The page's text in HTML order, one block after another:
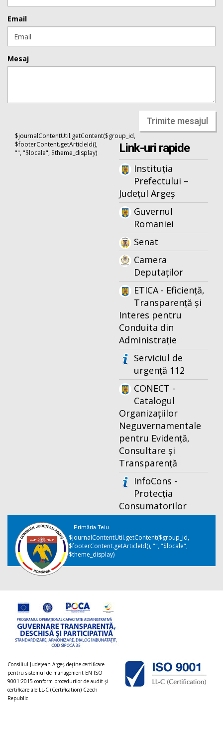
Email
Mesaj
Trimite mesajul
$journalContentUtil.getContent($group_id,
$footerContent.getArticleId(),
"", "$locale", $theme_display)
Link-uri rapide
Instituția
Prefectului –
Județul Argeș
Guvernul
Romaniei
Senat
Camera
Deputaților
ETICA - Eficiență,
Transparență și
Interes pentru
Conduita din
Administrație
Serviciul de
urgență 112
CONECT -
Catalogul
Organizațiilor
Neguvernamentale
pentru Evidență,
Consultare și
Transparență
InfoCons -
Protecția
Consumatorilor
Primăria Teiu
$journalContentUtil.getContent($group_id,
$footerContent.getArticleId(), "", "$locale",
$theme_display)
Consiliul Judeţean Argeș deţine certificare
pentru sistemul de management EN ISO
9001:2015 conform procedurilor de audit şi
certificare ale LL-C (Certification) Czech
Republic